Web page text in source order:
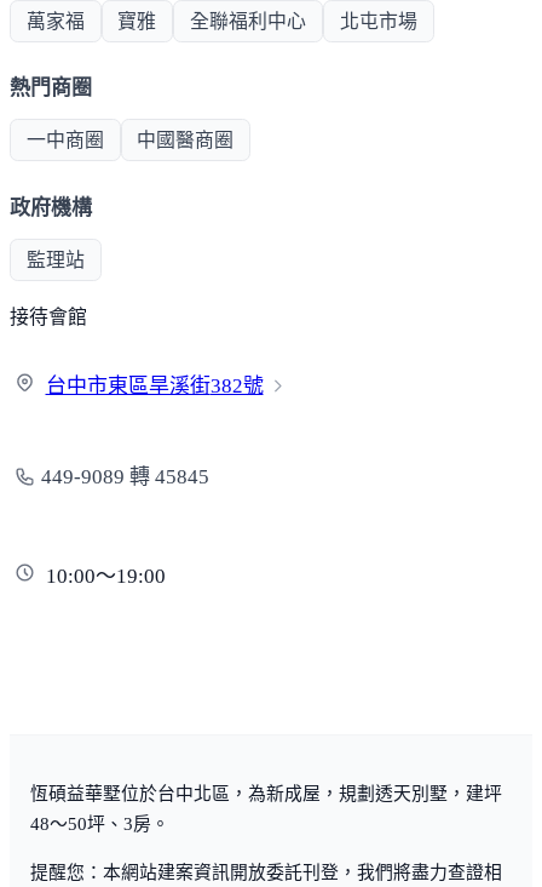
萬家福 寶雅 全聯福利中心 北屯市場
熱門商圈
一中商圈 中國醫商圈
政府機構
監理站
接待會館
台中市東區旱溪街382號
449-9089 轉 45845
10:00～19:00
恆碩益華墅位於台中北區，為新成屋，規劃透天別墅，建坪
48～50坪、3房。
提醒您：本網站建案資訊開放委託刊登，我們將盡力查證相